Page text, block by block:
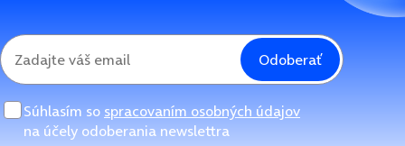
Odoberať
Súhlasím so spracovaním osobných údajov
na účely odoberania newslettra